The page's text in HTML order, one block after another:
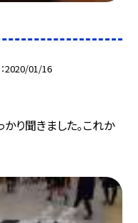
2020/01/16
り聞きました。これか